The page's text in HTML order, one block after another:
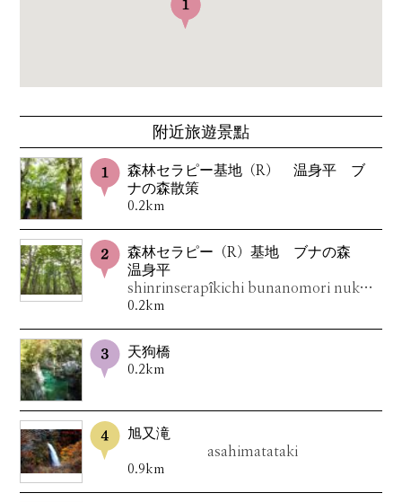
附近旅遊景點
森林セラピー基地（R） 温身平 ブ
ナの森散策
0.2km
森林セラピー（R）基地 ブナの森
温身平
shinrinserapîkichi bunanomori nukumidaira
0.2km
天狗橋
0.2km
旭又滝
asahimatataki
0.9km